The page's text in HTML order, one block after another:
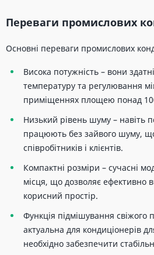
Переваги промислових
Основні переваги промислових
Висока потужність – вони
температуру та регулювання
приміщеннях площею понад
Низький рівень шуму – навіть
працюють без зайвого шуму,
співробітників і клієнтів.
Компактні розміри – сучасні
місця, що дозволяє ефективно
корисний простір.
Функція підмішування свіжого
актуальна для кондиціонерів
необхідно забезпечити